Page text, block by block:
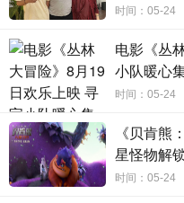
抖音电商超级品牌日联
达人-各圈层垂类达人矩阵
义的演绎。
全民挑战赛：演绎各行
今年1月22日，吉尼斯
1980（转体五周半）抓板
品牌日团队挖掘出强沟通符
时间：05-24
电影《丛
小队暖心
时间：05-24
《贝肯熊
星怪物解
时间：05-24